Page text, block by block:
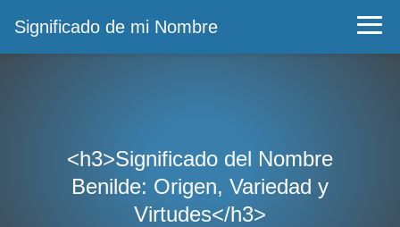
Significado de mi Nombre
<h3>Significado del Nombre
Benilde: Origen, Variedad y
Virtudes</h3>